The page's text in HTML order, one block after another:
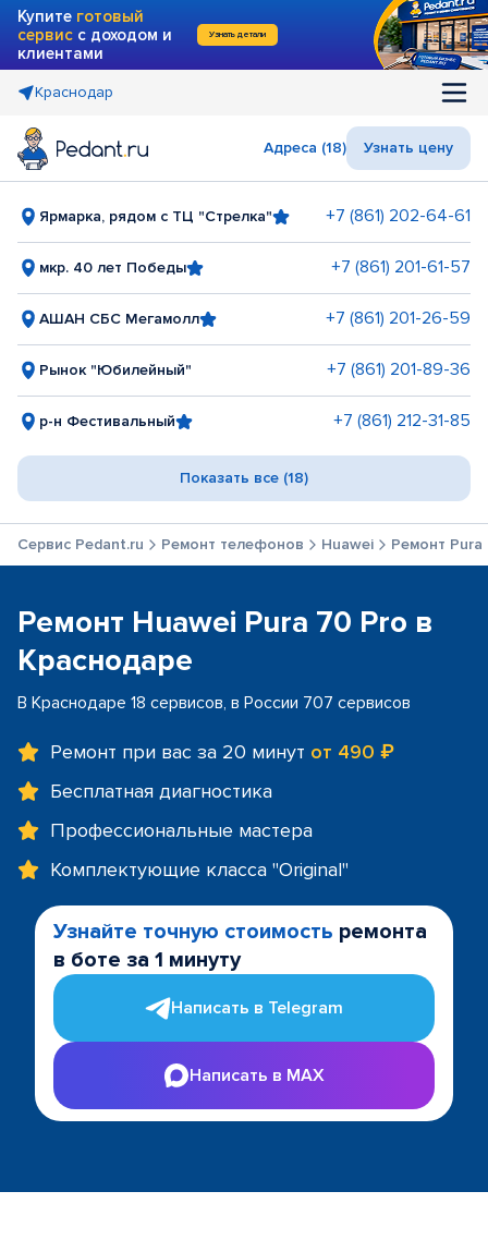
Купите готовый
сервис с доходом и
клиентами
Узнать детали
Краснодар
Адреса (18) Узнать цену
Ярмарка, рядом с ТЦ "Стрелка" +7 (861) 202-64-61
мкр. 40 лет Победы +7 (861) 201-61-57
АШАН СБС Мегамолл +7 (861) 201-26-59
Рынок "Юбилейный" +7 (861) 201-89-36
р-н Фестивальный +7 (861) 212-31-85
Показать все (18)
Сервис Pedant.ru Ремонт телефонов Huawei Ремонт
Ремонт Huawei Pura 70 Pro в
Краснодаре
В Краснодаре 18 сервисов, в России 707 сервисов
Ремонт при вас за 20 минут от 490 ₽
Бесплатная диагностика
Профессиональные мастера
Комплектующие класса "Original"
Узнайте точную стоимость ремонта
в боте за 1 минуту
Написать в Telegram
Написать в MAX